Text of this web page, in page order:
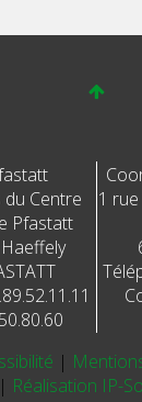
Centre
Pfastatt
1
|
| Réalisation IP-